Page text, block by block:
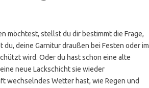
möchtest, stellst du dir bestimmt die Frage,
deine Garnitur draußen bei Festen oder im
wird. Oder du hast schon eine alte
neue Lackschicht sie wieder
wechselndes Wetter hast, wie Regen und